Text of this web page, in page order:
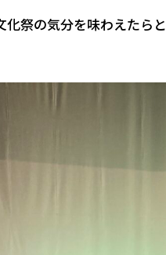
化祭の気分を味わえたら